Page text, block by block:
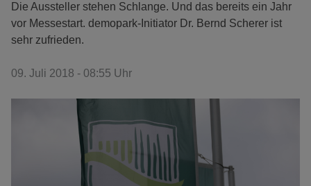
Die Aussteller stehen Schlange. Und das bereits ein Jahr
vor Messestart. demopark-Initiator Dr. Bernd Scherer ist
sehr zufrieden.
09. Juli 2018 - 08:55 Uhr